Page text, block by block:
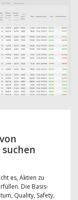
es, Aktien zu
Die Basis-
Quality, Safety,